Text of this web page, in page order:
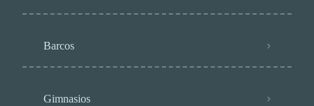
Barcos
Gimnasios